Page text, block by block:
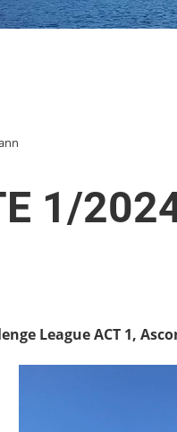
1/
League ACT 1,